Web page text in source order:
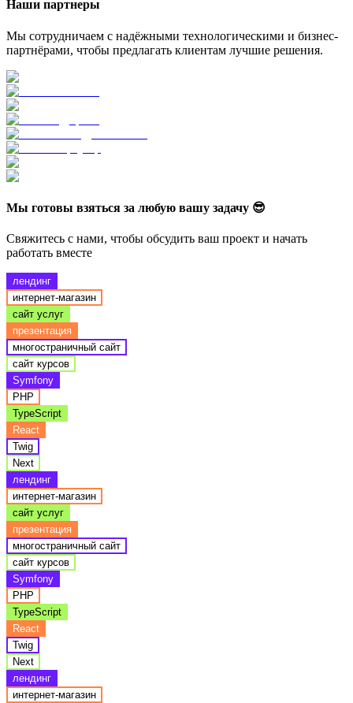
Наши партнеры
Мы сотрудничаем с надёжными технологическими и бизнес-
партнёрами, чтобы предлагать клиентам лучшие решения.
Мы готовы взяться за любую вашу задачу 😎
Свяжитесь с нами, чтобы обсудить ваш проект и начать
работать вместе
лендинг
интернет-магазин
сайт услуг
презентация
многостраничный сайт
сайт курсов
Symfony
PHP
TypeScript
React
Twig
Next
лендинг
интернет-магазин
сайт услуг
презентация
многостраничный сайт
сайт курсов
Symfony
PHP
TypeScript
React
Twig
Next
лендинг
интернет-магазин